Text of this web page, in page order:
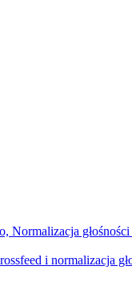
Normalizacja
i normalizacja